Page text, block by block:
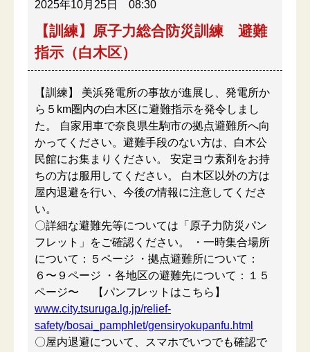
2025年10月25日
08:30
【訓練】原子力総合防災訓練 避難
指示（白木区）
【訓練】 美浜発電所の事故が進展し、発電所か
ら５km圏内の白木区に避難指示を発令しまし
た。 自家用車で奈良県生駒市の拠点避難所へ向
かってください。避難手段のない方は、白木公
民館にお集まりください。 安定ヨウ素剤をお持
ちの方は服用してください。 白木区以外の方は
屋内退避を行い、今後の情報に注意してくださ
い。
〇詳細な避難先等については「原子力防災パン
フレット」をご確認ください。 ・一時集合場所
について：５ページ ・拠点避難所について：
６〜９ページ ・各地区の避難先について：１５
ページ〜 【パンフレットはこちら】
www.city.tsuruga.lg.jp/relief-
safety/bosai_pamphlet/gensiryokupanfu.html
〇屋内退避について、スマホでいつでも確認で